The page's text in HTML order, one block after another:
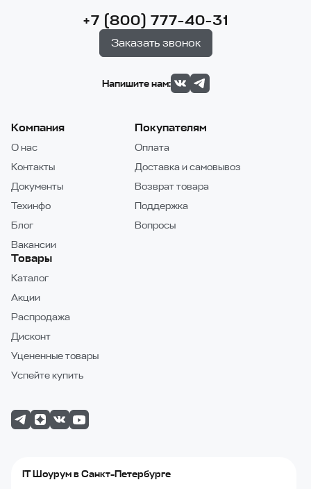
+7 (800) 777-40-31
Заказать звонок
Напишите нам:
Компания
О нас
Контакты
Документы
Техинфо
Блог
Вакансии
Покупателям
Оплата
Доставка и самовывоз
Возврат товара
Поддержка
Вопросы
Товары
Каталог
Акции
Распродажа
Дисконт
Уцененные товары
Успейте купить
IT Шоурум в Санкт-Петербурге